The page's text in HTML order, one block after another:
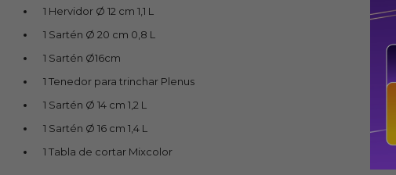
1 Hervidor Ø 12 cm 1,1 L
1 Sartén Ø 20 cm 0,8 L
1 Sartén Ø16cm
1 Tenedor para trinchar Plenus
1 Sartén Ø 14 cm 1,2 L
1 Sartén Ø 16 cm 1,4 L
1 Tabla de cortar Mixcolor